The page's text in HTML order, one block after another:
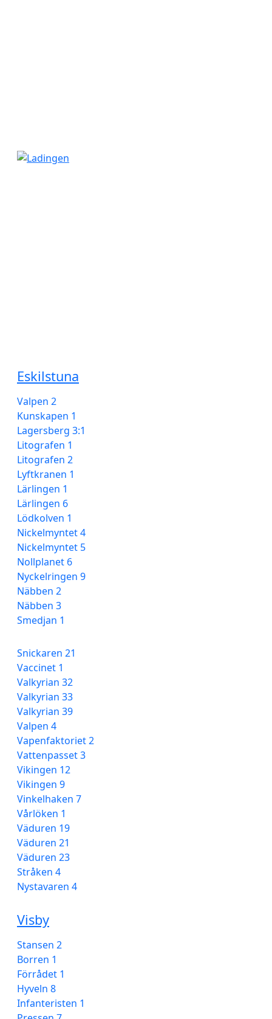
Eskilstuna
Valpen 2
Kunskapen 1
Lagersberg 3:1
Litografen 1
Litografen 2
Lyftkranen 1
Lärlingen 1
Lärlingen 6
Lödkolven 1
Nickelmyntet 4
Nickelmyntet 5
Nollplanet 6
Nyckelringen 9
Näbben 2
Näbben 3
Smedjan 1
Snickaren 21
Vaccinet 1
Valkyrian 32
Valkyrian 33
Valkyrian 39
Valpen 4
Vapenfaktoriet 2
Vattenpasset 3
Vikingen 12
Vikingen 9
Vinkelhaken 7
Vårlöken 1
Väduren 19
Väduren 21
Väduren 23
Stråken 4
Nystavaren 4
Visby
Stansen 2
Borren 1
Förrådet 1
Hyveln 8
Infanteristen 1